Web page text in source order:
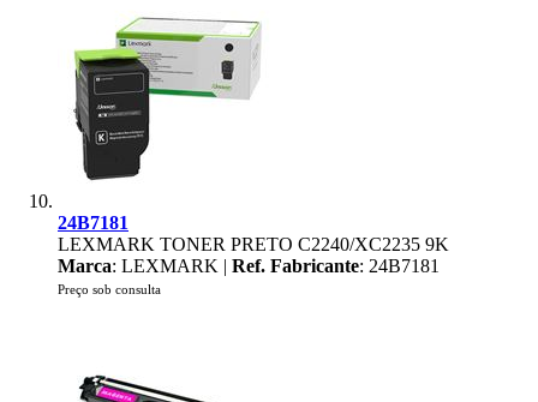
24B7181
LEXMARK TONER PRETO C2240/XC2235 9K
Marca: LEXMARK | Ref. Fabricante: 24B7181
Preço sob consulta